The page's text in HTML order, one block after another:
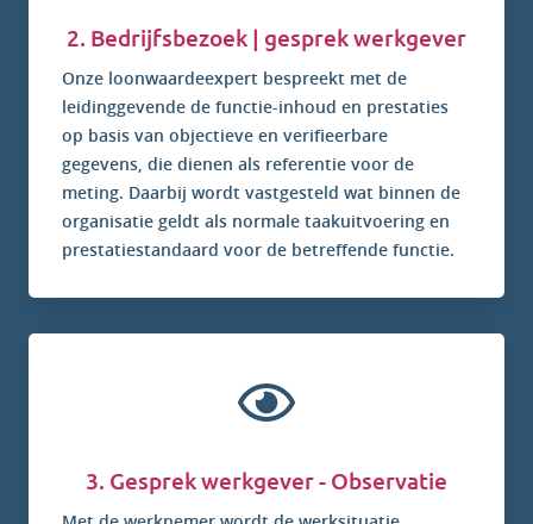
2. Bedrijfsbezoek | gesprek werkgever
Onze loonwaardeexpert bespreekt met de
leidinggevende de functie-inhoud en prestaties
op basis van objectieve en verifieerbare
gegevens, die dienen als referentie voor de
meting. Daarbij wordt vastgesteld wat binnen de
organisatie geldt als normale taakuitvoering en
prestatiestandaard voor de betreffende functie.
3. Gesprek werkgever - Observatie